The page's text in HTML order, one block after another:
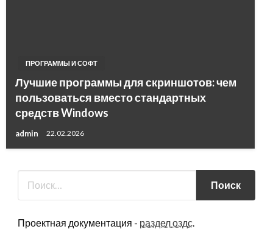
ПРОГРАММЫ И СОФТ
Лучшие программы для скриншотов: чем
пользоваться вместо стандартных
средств Windows
admin 22.02.2026
Проектная документация - раздел оздс.